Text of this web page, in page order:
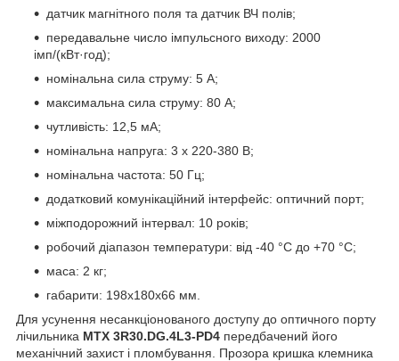
датчик магнітного поля та датчик ВЧ полів;
передавальне число імпульсного виходу: 2000
імп/(кВт·год);
номінальна сила струму: 5 А;
максимальна сила струму: 80 А;
чутливість: 12,5 мА;
номінальна напруга: 3 х 220-380 В;
номінальна частота: 50 Гц;
додатковий комунікаційний інтерфейс: оптичний порт;
міжподорожний інтервал: 10 років;
робочий діапазон температури: від -40 °C до +70 °C;
маса: 2 кг;
габарити: 198x180x66 мм.
Для усунення несанкціонованого доступу до оптичного порту
лічильника MTX 3R30.DG.4L3-PD4 передбачений його
механічний захист і пломбування. Прозора кришка клемника